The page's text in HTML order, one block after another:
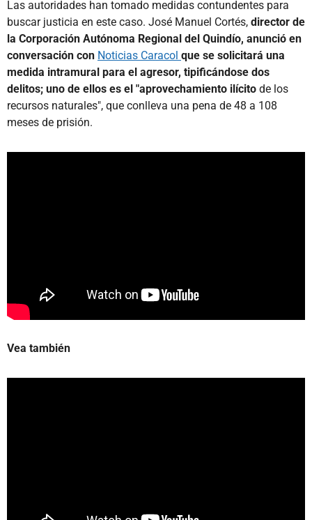
Las autoridades han tomado medidas contundentes para
buscar justicia en este caso. José Manuel Cortés, director de
la Corporación Autónoma Regional del Quindío, anunció en
conversación con Noticias Caracol que se solicitará una
medida intramural para el agresor, tipificándose dos
delitos; uno de ellos es el "aprovechamiento ilícito de los
recursos naturales", que conlleva una pena de 48 a 108
meses de prisión.
Vea también